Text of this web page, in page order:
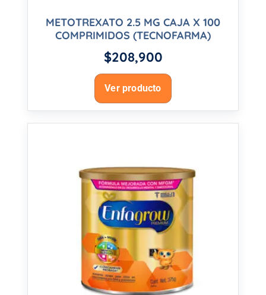
METOTREXATO 2.5 MG CAJA X 100
COMPRIMIDOS (TECNOFARMA)
$208,900
Ver producto